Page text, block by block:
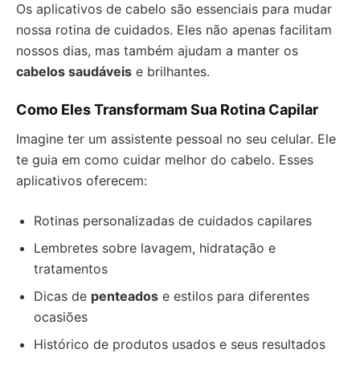
Os aplicativos de cabelo são essenciais para mudar
nossa rotina de cuidados. Eles não apenas facilitam
nossos dias, mas também ajudam a manter os
cabelos saudáveis e brilhantes.
Como Eles Transformam Sua Rotina Capilar
Imagine ter um assistente pessoal no seu celular. Ele
te guia em como cuidar melhor do cabelo. Esses
aplicativos oferecem:
Rotinas personalizadas de cuidados capilares
Lembretes sobre lavagem, hidratação e
tratamentos
Dicas de penteados e estilos para diferentes
ocasiões
Histórico de produtos usados e seus resultados